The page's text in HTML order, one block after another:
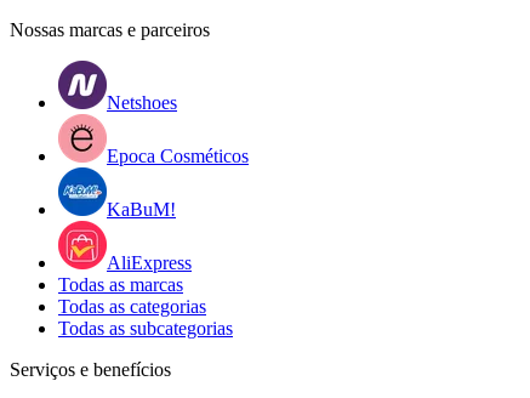
Nossas marcas e parceiros
Netshoes
Epoca Cosméticos
KaBuM!
AliExpress
Todas as marcas
Todas as categorias
Todas as subcategorias
Serviços e benefícios